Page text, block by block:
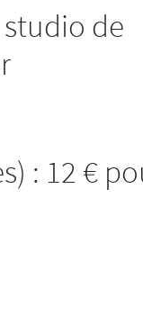
studio de
: 12 €